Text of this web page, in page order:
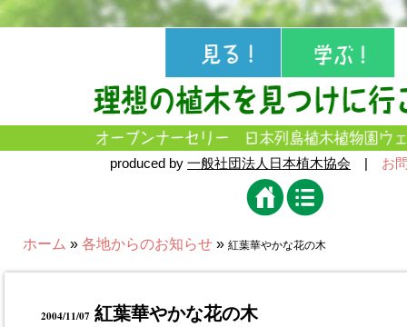
produced by 一般社団法人日本植木協会 | お
ホーム » 各地からのお知らせ » 紅葉華やかな花の木
2004/11/07 紅葉華やかな花の木